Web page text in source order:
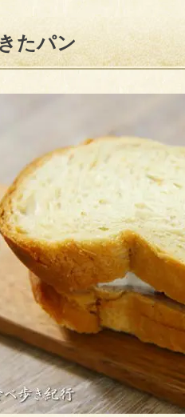
たパン